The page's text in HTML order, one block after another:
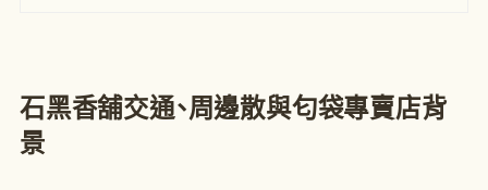
石黑香舖交通、周邊散與匂袋專賣店背
景